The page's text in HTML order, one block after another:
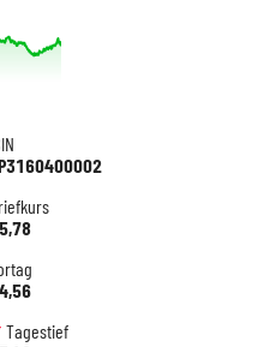
Tagestief